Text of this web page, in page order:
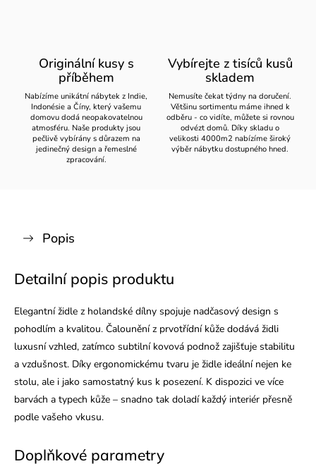
Originální kusy s
příběhem
Nabízíme unikátní nábytek z Indie,
Indonésie a Číny, který vašemu
domovu dodá neopakovatelnou
atmosféru. Naše produkty jsou
pečlivě vybírány s důrazem na
jedinečný design a řemeslné
zpracování.
Vybírejte z tisíců kusů
skladem
Nemusíte čekat týdny na doručení.
Většinu sortimentu máme ihned k
odběru - co vidíte, můžete si rovnou
odvézt domů. Díky skladu o
velikosti 4000m2 nabízíme široký
výběr nábytku dostupného hned.
Popis
Detailní popis produktu
Elegantní židle z holandské dílny spojuje nadčasový design s
pohodlím a kvalitou. Čalounění z prvotřídní kůže dodává židli
luxusní vzhled, zatímco subtilní kovová podnož zajišťuje stabilitu
a vzdušnost. Díky ergonomickému tvaru je židle ideální nejen ke
stolu, ale i jako samostatný kus k posezení. K dispozici ve více
barvách a typech kůže – snadno tak doladí každý interiér přesně
podle vašeho vkusu.
Doplňkové parametry